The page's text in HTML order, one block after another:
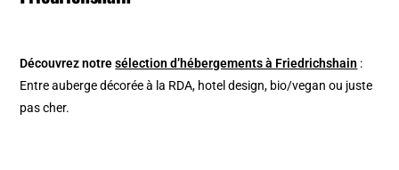
Découvrez notresélection d’hébergements à Friedrichshain :
Entre auberge décorée à la RDA, hotel design, bio/vegan ou juste
pas cher.